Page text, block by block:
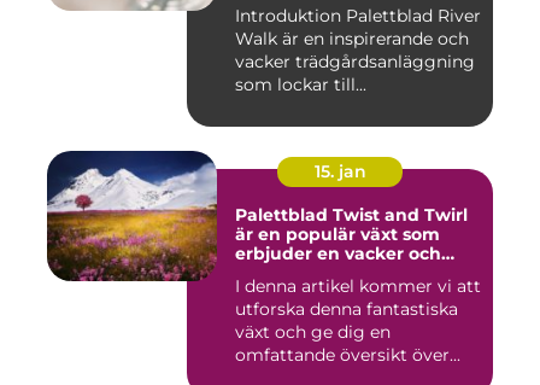
Introduktion Palettblad River
Walk är en inspirerande och
vacker trädgårdsanläggning
som lockar till...
15. jan
Palettblad Twist and Twirl
är en populär växt som
erbjuder en vacker och
ditt hem eller trädgård
I denna artikel kommer vi att
utforska denna fantastiska
växt och ge dig en
omfattande översikt över...